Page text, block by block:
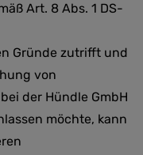
Art. 8 Abs. 1 DS-
Gründe zutrifft und
von
der Hündle GmbH
möchte, kann